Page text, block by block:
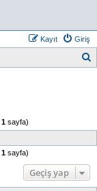
Giriş
Kayıt
1sayfa)
1sayfa)
Geçiş yap